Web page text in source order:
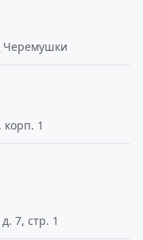
Черемушки
корп. 1
7, стр. 1